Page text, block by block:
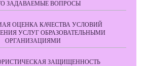
ЗАДАВАЕМЫЕ ВОПРОСЫ
ОЦЕНКА КАЧЕСТВА УСЛОВИЙ
УСЛУГ ОБРАЗОВАТЕЛЬНЫМИ
ОРГАНИЗАЦИЯМИ
ЗАЩИЩЕННОСТЬ